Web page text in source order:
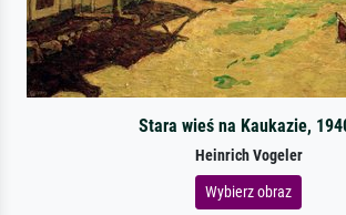
Stara wieś na Kaukazie,
Heinrich Vogeler
Wybierz obraz